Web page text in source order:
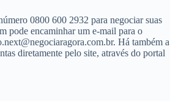
0800 600 2932 para negociar suas
pode encaminhar um e-mail para o
. Há também a
diretamente pelo site, através do portal